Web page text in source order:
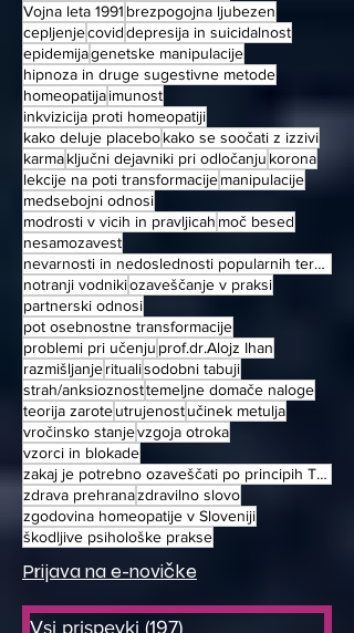
Vojna leta 1991 brezpogojna ljubezen
cepljenjecoviddepresija in suicidalnost
epidemijagenetske manipulacije
hipnoza in druge sugestivne metode
homeopatijaimunost
inkvizicija proti homeopatiji
kako deluje placebokako se soočati z izzivi
karmaključni dejavniki pri odločanju korona
lekcije na poti transformacijemanipulacije
medsebojni odnosi
modrosti v vicih in pravljicah moč besed
nesamozavest
nevarnosti in nedoslednosti popularnih terapjiskih metod
notranji vodnikiozaveščanje v praksi
partnerski odnosi
pot osebnostne transformacije
problemi pri učenju prof.dr.Alojz Ihan
razmišljanjeritualisodobni tabuji
strah/anksioznosttemeljne domače naloge
teorija zaroteutrujenostučinek metulja
vročinsko stanjevzgoja otroka
vzorci in blokade
zakaj je potrebno ozaveščati po principih TOT
zdrava prehranazdravilno slovo
zgodovina homeopatije v Sloveniji
škodljive psihološke prakse
Prijava na e-novičke
Vsi prispevki (197)